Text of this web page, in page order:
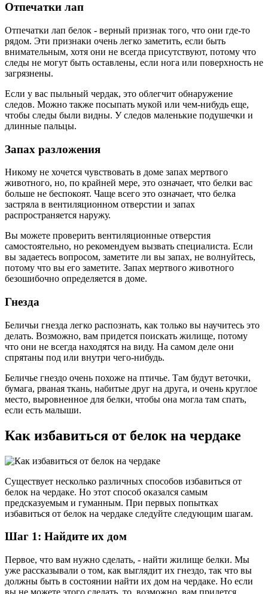
Отпечатки лап
Отпечатки лап белок - верный признак того, что они где-то
рядом. Эти признаки очень легко заметить, если быть
внимательным, хотя они не всегда присутствуют, потому что
следы не могут быть оставлены, если нога или поверхность не
загрязнены.
Если у вас пыльный чердак, это облегчит обнаружение
следов. Можно также посыпать мукой или чем-нибудь еще,
чтобы следы были видны. У следов маленькие подушечки и
длинные пальцы.
Запах разложения
Никому не хочется чувствовать в доме запах мертвого
животного, но, по крайней мере, это означает, что белки вас
больше не беспокоят. Чаще всего это означает, что белка
застряла в вентиляционном отверстии и запах
распространяется наружу.
Вы можете проверить вентиляционные отверстия
самостоятельно, но рекомендуем вызвать специалиста. Если
вы задаетесь вопросом, заметите ли вы запах, не волнуйтесь,
потому что вы его заметите. Запах мертвого животного
безошибочно определяется в доме.
Гнезда
Беличьи гнезда легко распознать, как только вы научитесь это
делать. Возможно, вам придется поискать жилище, потому
что они не всегда находятся на виду. На самом деле они
спрятаны под или внутри чего-нибудь.
Беличье гнездо очень похоже на птичье. Там будут веточки,
бумага, рваная ткань, набитые друг на друга, и очень круглое
место, выровненное для белки, чтобы она могла там спать,
если есть малыши.
Как избавиться от белок на чердаке
Существует несколько различных способов избавиться от
белок на чердаке. Но этот способ оказался самым
предсказуемым и гуманным. При первых попытках
избавиться от белок на чердаке следуйте следующим шагам.
Шаг 1: Найдите их дом
Первое, что вам нужно сделать, - найти жилище белки. Мы
уже рассказывали о том, как выглядит их гнездо, так что вы
должны быть в состоянии найти их дом на чердаке. Но если
вы не можете этого сделать, то, возможно, вам придется